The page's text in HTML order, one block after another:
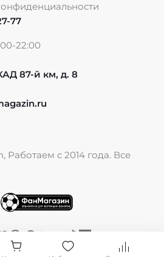
77
22:00
87-й км, д. 8
Работаем с 2014 года. Все